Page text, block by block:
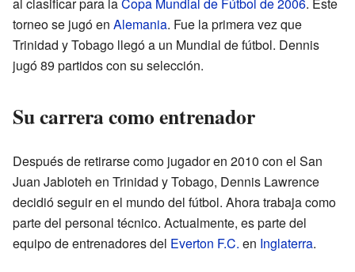
torneo se jugó en Alemania. Fue la primera vez que
Trinidad y Tobago llegó a un Mundial de fútbol. Dennis
jugó 89 partidos con su selección.
Su carrera como entrenador
Después de retirarse como jugador en 2010 con el San
Juan Jabloteh en Trinidad y Tobago, Dennis Lawrence
decidió seguir en el mundo del fútbol. Ahora trabaja como
parte del personal técnico. Actualmente, es parte del
equipo de entrenadores del Everton F.C. en Inglaterra.